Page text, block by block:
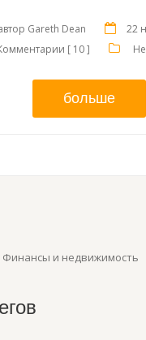
Gareth Dean
22
[ 10 ]
больше
и недвижимость